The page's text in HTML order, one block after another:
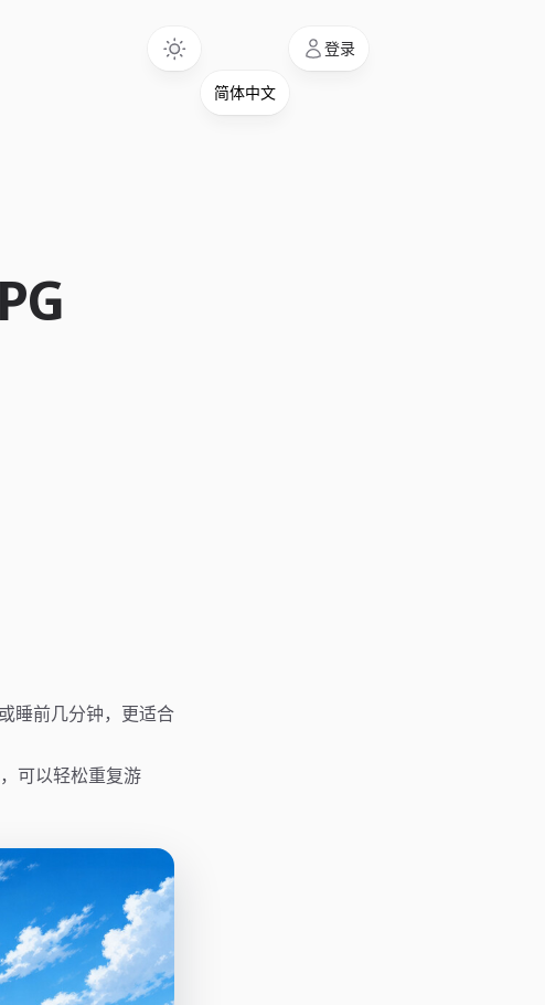
登录
睡前几分钟，更适合
可以轻松重复游